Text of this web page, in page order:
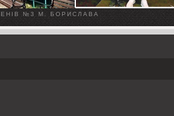
№3 М. БОРИСЛАВА